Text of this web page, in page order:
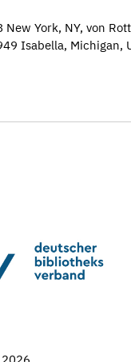
York, NY, von
Isabella, Michigan,